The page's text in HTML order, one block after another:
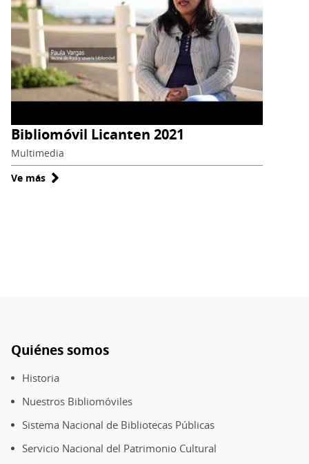
Bibliomóvil Licanten 2021
Multimedia
Ve más sobre
Pie
de
página
Quiénes somos
Historia
Nuestros Bibliomóviles
Sistema Nacional de Bibliotecas Públicas
Servicio Nacional del Patrimonio Cultural